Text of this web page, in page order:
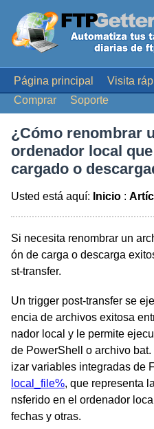
Página principal Visita
Comprar
Soporte
¿Cómo renombrar
ordenador local
cargado o
Usted está aquí: Inicio :
Si necesita renombrar un
ón de carga o descarga
st-transfer.
Un trigger post-transfer se
encia de archivos exitosa
nador local y le permite
de PowerShell o archivo bat.
izar variables integradas de
local_file%, que representa
nsferido en el ordenador
fechas y otras.